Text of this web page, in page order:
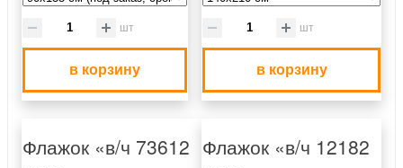
шт
в корзину
шт
в корзину
Флажок «в/ч 73612 Флажок «в/ч 12182